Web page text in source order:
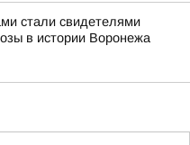
стали свидетелями
в истории Воронежа